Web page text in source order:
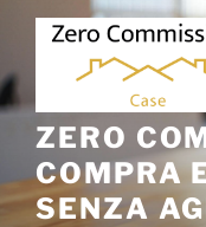
Salta
contenuto
ZERO
COMPRA
SENZA